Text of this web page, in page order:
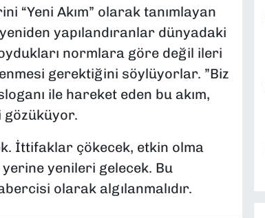
“Yeni Akım” olarak tanımlayan
yapılandıranlar dünyadaki
normlara göre değil ileri
gerektiğini söylüyorlar. ”Biz
ile hareket eden bu akım,
gözüküyor.
İttifaklar çökecek, etkin olma
yenileri gelecek. Bu
olarak algılanmalıdır.